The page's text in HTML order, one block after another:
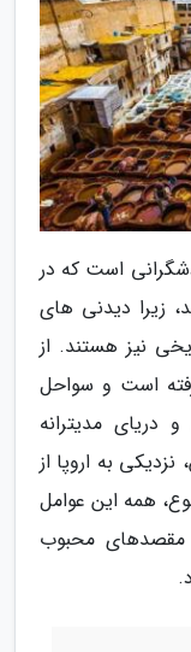
است که در
زیرا دیدنی های
نیز هستند. از
است و سواحل
دریای مدیترانه
نزدیکی به اروپا از
همه این عوامل
مقصدهای محبوب